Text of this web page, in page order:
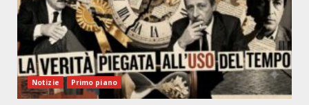
Notizie Primo piano